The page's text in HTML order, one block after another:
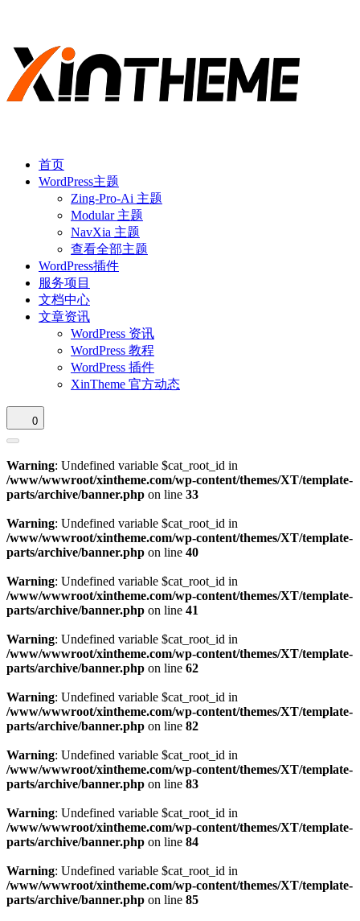
首页
WordPress主题
Zing-Pro-Ai 主题
Modular 主题
NavXia 主题
查看全部主题
WordPress插件
服务项目
文档中心
文章资讯
WordPress 资讯
WordPress 教程
WordPress 插件
XinTheme 官方动态
0
Warning: Undefined variable $cat_root_id in
/www/wwwroot/xintheme.com/wp-content/themes/XT/template-
parts/archive/banner.php on line 33
Warning: Undefined variable $cat_root_id in
/www/wwwroot/xintheme.com/wp-content/themes/XT/template-
parts/archive/banner.php on line 40
Warning: Undefined variable $cat_root_id in
/www/wwwroot/xintheme.com/wp-content/themes/XT/template-
parts/archive/banner.php on line 41
Warning: Undefined variable $cat_root_id in
/www/wwwroot/xintheme.com/wp-content/themes/XT/template-
parts/archive/banner.php on line 62
Warning: Undefined variable $cat_root_id in
/www/wwwroot/xintheme.com/wp-content/themes/XT/template-
parts/archive/banner.php on line 82
Warning: Undefined variable $cat_root_id in
/www/wwwroot/xintheme.com/wp-content/themes/XT/template-
parts/archive/banner.php on line 83
Warning: Undefined variable $cat_root_id in
/www/wwwroot/xintheme.com/wp-content/themes/XT/template-
parts/archive/banner.php on line 84
Warning: Undefined variable $cat_root_id in
/www/wwwroot/xintheme.com/wp-content/themes/XT/template-
parts/archive/banner.php on line 85